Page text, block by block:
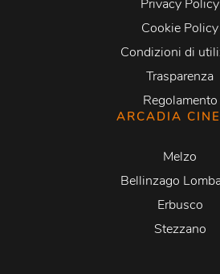
Privacy Policy
Cookie Policy
Condizioni di
Trasparenza
Regolamento
ARCADIA
Melzo
Bellinzago
Erbusco
Stezzano